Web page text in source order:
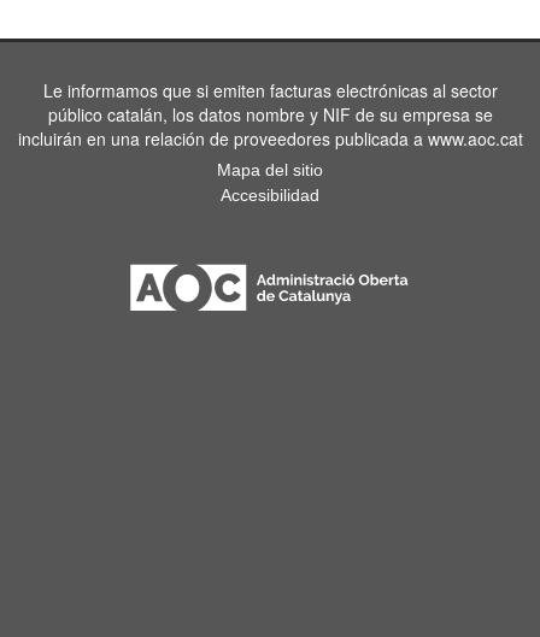
Le informamos que si emiten facturas electrónicas al sector
público catalán, los datos nombre y NIF de su empresa se
incluirán en una relación de proveedores publicada a www.aoc.cat
Mapa del sitio
Accesibilidad